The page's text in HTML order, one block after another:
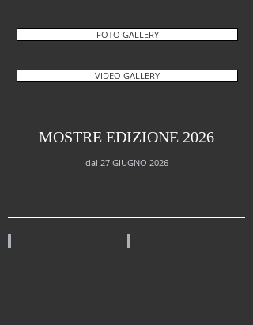
FOTO GALLERY
VIDEO GALLERY
MOSTRE EDIZIONE 2026
dal 27 GIUGNO 2026